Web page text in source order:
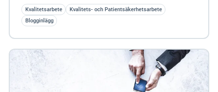
Kvalitetsarbete
Kvalitets- och Patientsäkerhetsarbete
Blogginlägg